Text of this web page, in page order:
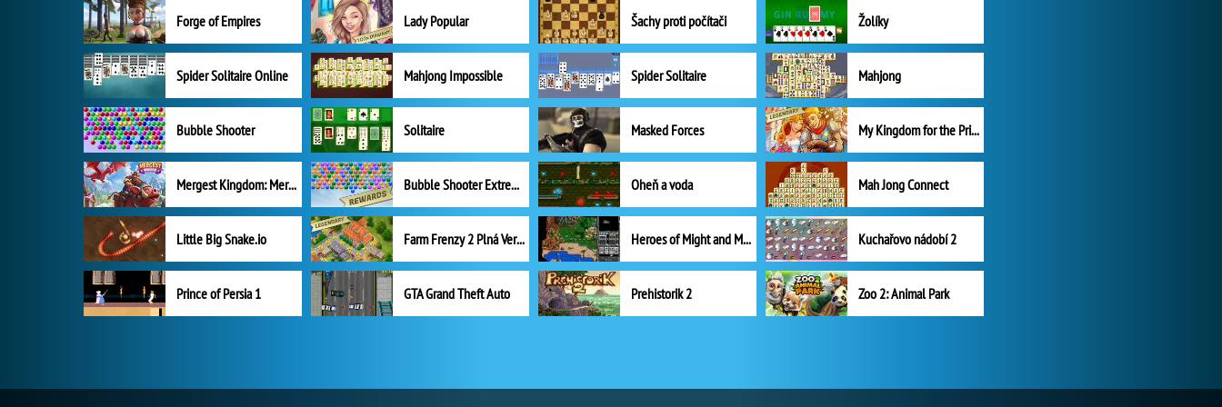
Forge of Empires Lady Popular Šachy proti počítači Žolíky
Spider Solitaire Online Mahjong Impossible Spider Solitaire Mahjong
Bubble Shooter Solitaire Masked Forces My Kingdom for the Princess Plná verze
Mergest Kingdom: Merge Puzzle Bubble Shooter Extreme Oheň a voda Mah Jong Connect
Little Big Snake.io Farm Frenzy 2 Plná Verze Heroes of Might and Magic II Kuchařovo nádobí 2
Prince of Persia 1 GTA Grand Theft Auto Prehistorik 2 Zoo 2: Animal Park